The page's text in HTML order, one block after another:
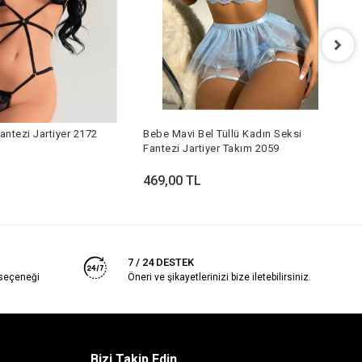
Jartiyer 2172
Bebe Mavi Bel Tüllü Kadın Seksi
Fantezi Jartiyer Takım 2059
469,00 TL
7 / 24 DESTEK
Öneri ve şikayetlerinizi bize iletebilirsiniz.